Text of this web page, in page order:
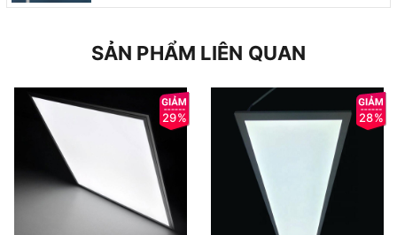
SẢN PHẨM LIÊN QUAN
29% 28%